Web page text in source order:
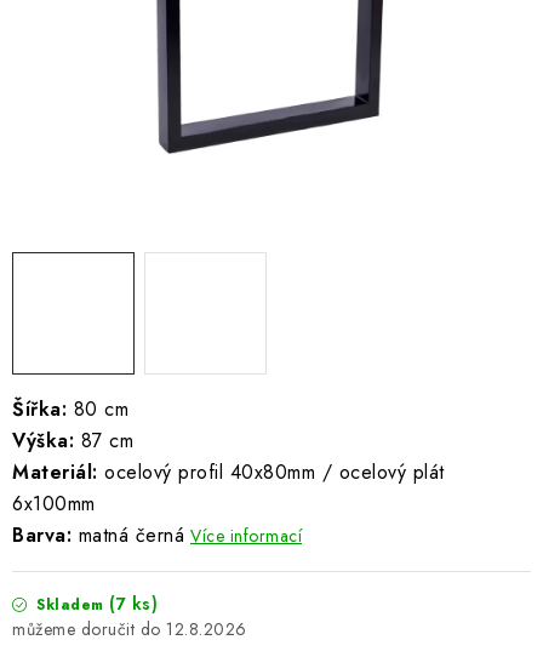
HODNOCENÍ OBCHODU
B2B - VELKOOBCHOD
NAPIŠTE NÁM
KONTAKTY
BLOG
Kontakty Hodnocení obchodu
Šířka: 80 cm
Výška: 87 cm
Materiál: ocelový profil 40x80mm / ocelový plát
6x100mm
Barva: matná černá Více informací
Skladem (7 ks)
12.8.2026